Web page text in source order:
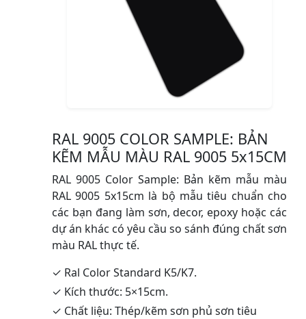
RAL 9005 COLOR SAMPLE: BẢN
KẼM MẪU MÀU RAL 9005 5x15CM
RAL 9005 Color Sample: Bản kẽm mẫu màu
RAL 9005 5x15cm là bộ mẫu tiêu chuẩn cho
các bạn đang làm sơn, decor, epoxy hoặc các
dự án khác có yêu cầu so sánh đúng chất sơn
màu RAL thực tế.
✓ Ral Color Standard K5/K7.
✓ Kích thước: 5×15cm.
✓ Chất liệu: Thép/kẽm sơn phủ sơn tiêu